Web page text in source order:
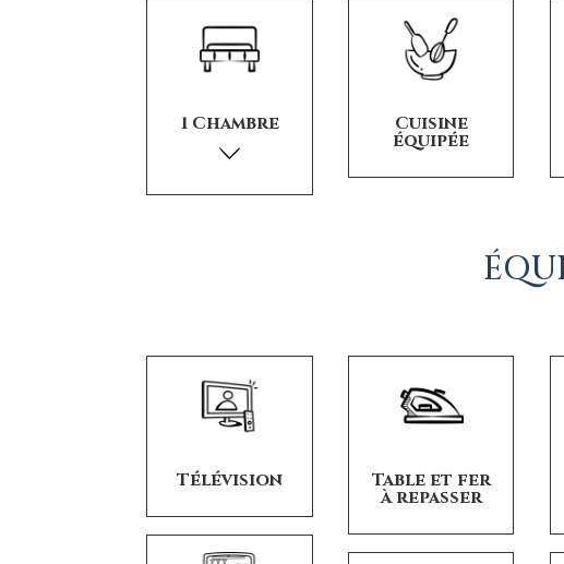
1 Chambre Cuisine
équipée
Télévision Table et fer
à repasser